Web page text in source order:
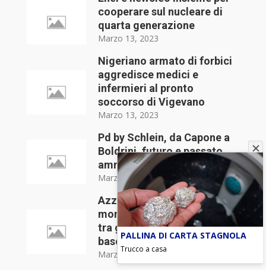
cooperare sul nucleare di
quarta generazione
Marzo 13, 2023
Nigeriano armato di forbici
aggredisce medici e
infermieri al pronto
soccorso di Vigevano
Marzo 13, 2023
Pd by Schlein, da Capone a
Boldrini, futuro e passato
ammucchiati
Marzo 13, 2023
Azzurri protagonisti nel
mondo, pioggia di imprese
tra ginnastica, biathlon e
baseball
Marzo 13, 2023
PALLINA DI CARTA STAGNOLA
Trucco a casa